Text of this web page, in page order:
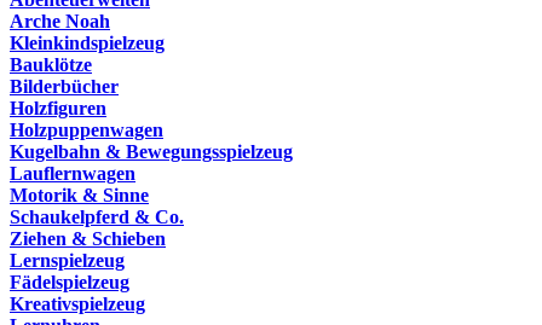
Arche Noah
Kleinkindspielzeug
Bauklötze
Bilderbücher
Holzfiguren
Holzpuppenwagen
Kugelbahn & Bewegungsspielzeug
Lauflernwagen
Motorik & Sinne
Schaukelpferd & Co.
Ziehen & Schieben
Lernspielzeug
Fädelspielzeug
Kreativspielzeug